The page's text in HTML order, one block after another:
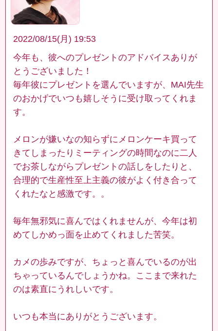
2022/08/15(月) 19:53
今年も、彼へのプレゼントのアドバイスありが
とうございました！
毎年彼にプレゼントを選んでいますが、MAI先生
のおかげでいつも嬉しそうに受け取ってくれま
す。
メロンが嫌いなの知らずにメロンケーキ買って
きてしまったりミーティングの時間なのに二人
でお茶しながらプレゼントの話しをしたりと、
合理的で生産性至上主義の彼がよく付き合って
くれたなと感激です。。
毎年無邪気に喜んではくれませんが、今年は初
めてしかめっ面を止めてくれました苦笑。
カメの歩みですが、ちょっと喜んでいるのが出
ちゃっているんでしょうかね。ここまで来れた
のは素直にうれしいです。
いつも本当にありがとうございます。